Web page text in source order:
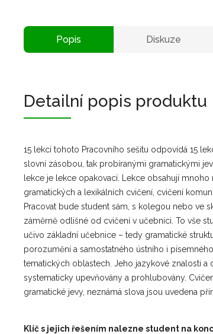
Popis Diskuze
Detailní popis produktu
15 lekcí tohoto Pracovního sešitu odpovídá 15
slovní zásobou, tak probíranými gramatickými
lekce je lekce opakovací. Lekce obsahují
gramatických a lexikálních cvičení, cvičení
Pracovat bude student sám, s kolegou nebo ve
záměrně odlišné od cvičení v učebnici. To vše
učivo základní učebnice – tedy gramatické
porozumění a samostatného ústního i
tematických oblastech. Jeho jazykové znalosti a
systematicky upevňovány a prohlubovány.
gramatické jevy, neznámá slova jsou uvedena
Klíč s jejich řešením nalezne student na